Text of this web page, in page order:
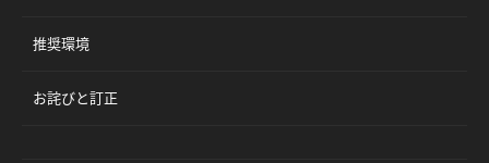
推奨環境
お詫びと訂正